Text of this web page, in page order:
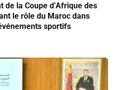
de la Coupe d’Afrique des
le rôle du Maroc dans
sportifs